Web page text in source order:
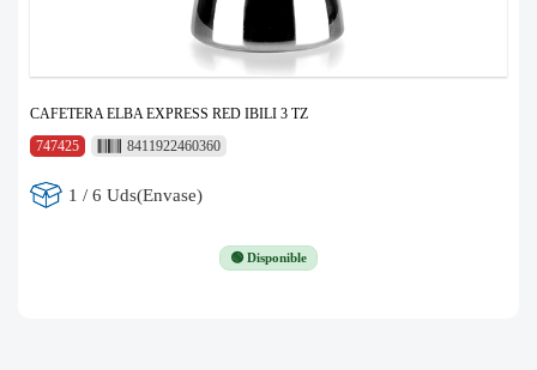
CAFETERA ELBA EXPRESS RED IBILI 3 TZ
747425
8411922460360
1 / 6 Uds(Envase)
🟢 Disponible